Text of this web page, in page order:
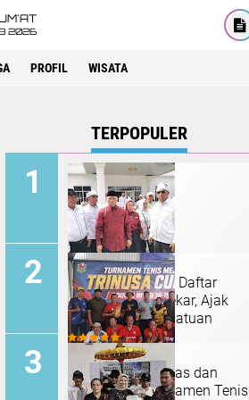
2026
PROFIL WISATA
TERPOPULER
H. Suryadi Resmi Daftar
Pilkades Setiamekar, Ajak
Warga Jaga Persatuan
Junjung Sportivitas dan
Silaturahmi, Turnamen Tenis